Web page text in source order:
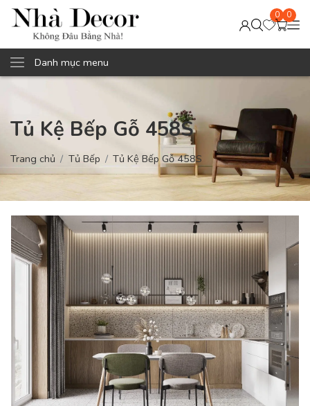
0 0
Danh mục menu
Tủ Kệ Bếp Gỗ 458S
Trang chủ Tủ Bếp Tủ Kệ Bếp Gỗ 458S